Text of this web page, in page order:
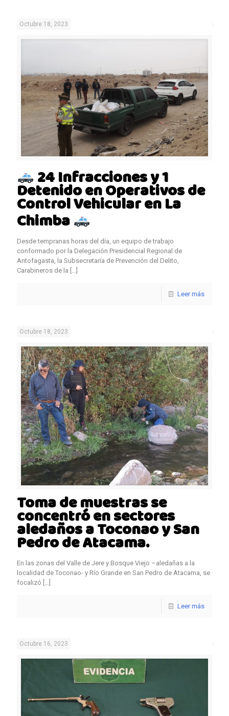
Octubre 18, 2023
24 Infracciones y 1
Detenido en Operativos de
Control Vehicular en La
Chimba
Desde tempranas horas del día, un equipo de trabajo
conformado por la Delegación Presidencial Regional de
Antofagasta, la Subsecretaría de Prevención del Delito,
Carabineros de la […]
Leer más
Octubre 18, 2023
Toma de muestras se
concentró en sectores
aledaños a Toconao y San
Pedro de Atacama.
En las zonas del Valle de Jere y Bosque Viejo –aledañas a la
localidad de Toconao- y Río Grande en San Pedro de Atacama, se
focalizó […]
Leer más
Octubre 16, 2023